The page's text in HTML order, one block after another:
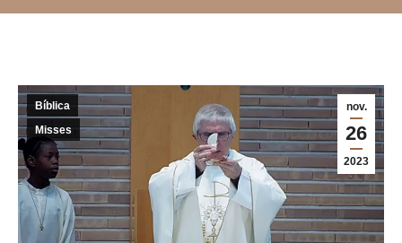
nov.
26
2023
Bíblica
Misses